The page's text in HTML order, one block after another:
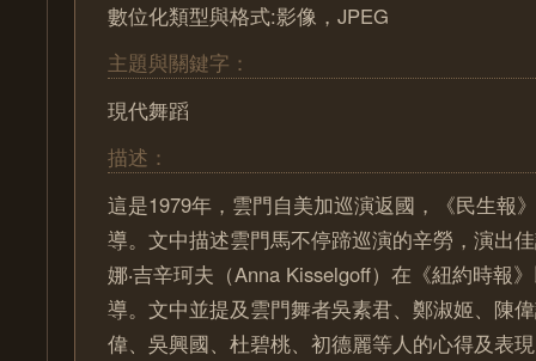
數位化類型與格式:影像，JPEG
主題與關鍵字：
現代舞蹈
描述：
這是1979年，雲門自美加巡演返國，《民生報
導。文中描述雲門馬不停蹄巡演的辛勞，演出
娜‧吉辛珂夫（Anna Kisselgoff）在《紐約時報
導。文中並提及雲門舞者吳素君、鄭淑姬、陳
偉、吳興國、杜碧桃、初德麗等人的心得及表